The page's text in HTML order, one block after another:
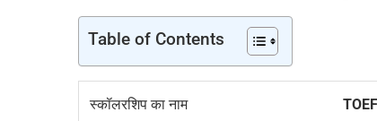
Table of Contents
स्कॉलरशिप का नाम